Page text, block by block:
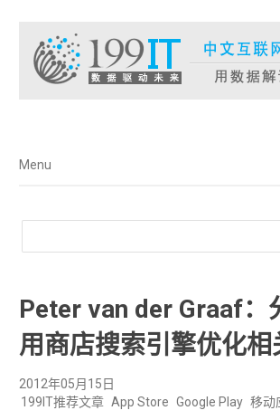
菜单
Menu
Peter van der Graaf：
用商店搜索引擎优化相
2012年05月15日
199IT推荐文章 App Store Google Play 移动